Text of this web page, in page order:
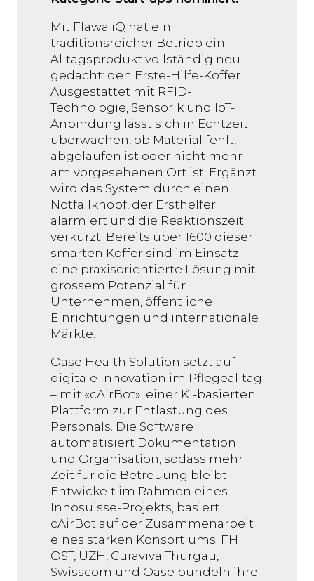
Mit Flawa iQ hat ein
traditionsreicher Betrieb ein
Alltagsprodukt vollständig neu
gedacht: den Erste-Hilfe-Koffer.
Ausgestattet mit RFID-
Technologie, Sensorik und IoT-
Anbindung lässt sich in Echtzeit
überwachen, ob Material fehlt,
abgelaufen ist oder nicht mehr
am vorgesehenen Ort ist. Ergänzt
wird das System durch einen
Notfallknopf, der Ersthelfer
alarmiert und die Reaktionszeit
verkürzt. Bereits über 1600 dieser
smarten Koffer sind im Einsatz –
eine praxisorientierte Lösung mit
grossem Potenzial für
Unternehmen, öffentliche
Einrichtungen und internationale
Märkte.
Oase Health Solution setzt auf
digitale Innovation im Pflegealltag
– mit «cAirBot», einer KI-basierten
Plattform zur Entlastung des
Personals. Die Software
automatisiert Dokumentation
und Organisation, sodass mehr
Zeit für die Betreuung bleibt.
Entwickelt im Rahmen eines
Innosuisse-Projekts, basiert
cAirBot auf der Zusammenarbeit
eines starken Konsortiums: FH
OST, UZH, Curaviva Thurgau,
Swisscom und Oase bündeln ihre